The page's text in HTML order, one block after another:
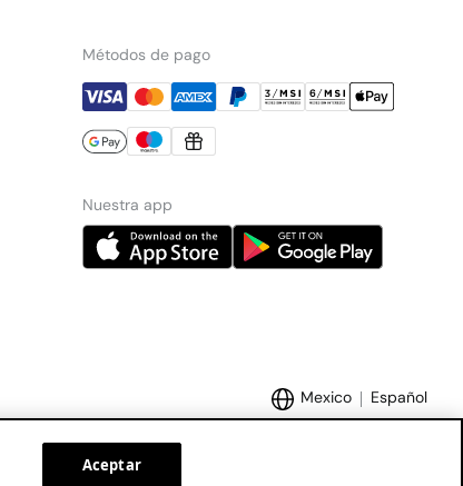
Métodos de pago
Nuestra app
Mexico Español
Marcas Tendam:
Aceptar